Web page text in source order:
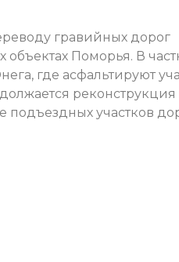
гравийных дорог
Поморья. В
где асфальтируют
реконструкция
подъездных участков